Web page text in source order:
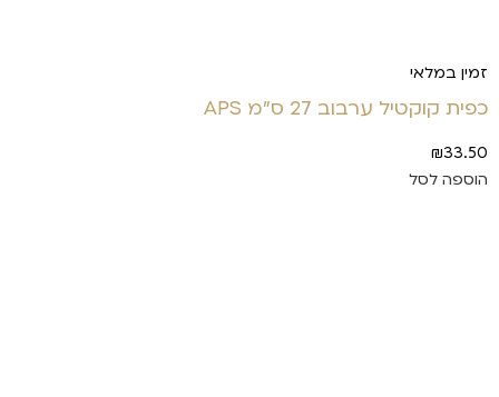
זמין במלאי
כפית קוקטיל ערבוב 27 ס"מ APS
₪33.50
הוספה לסל